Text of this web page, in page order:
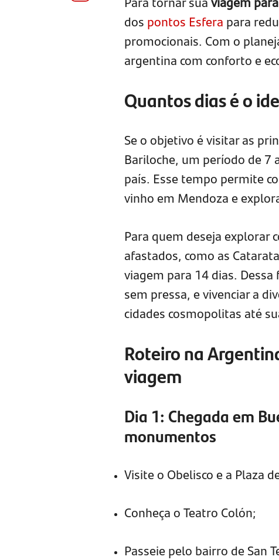
dos pontos Esfera para
promocionais. Com o
argentina com conforto e
Quantos dias é o
Se o objetivo é visitar as
Bariloche, um período de 7
país. Esse tempo permite
vinho em Mendoza e
Para quem deseja explorar
afastados, como as
viagem para 14 dias.
sem pressa, e vivenciar a
cidades cosmopolitas até
Roteiro na
viagem
Dia 1: Chegada em
monumentos
Visite o Obelisco e a Plaza
Conheça o Teatro Colón;
Passeie pelo bairro de San